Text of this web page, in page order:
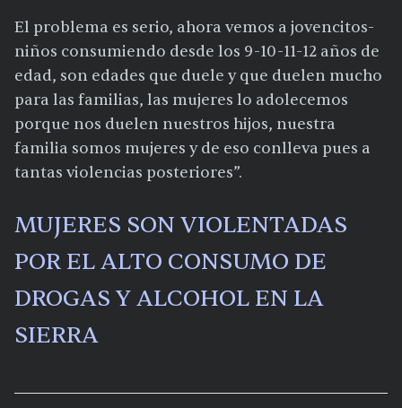
El problema es serio, ahora vemos a jovencitos-
niños consumiendo desde los 9-10-11-12 años de
edad, son edades que duele y que duelen mucho
para las familias, las mujeres lo adolecemos
porque nos duelen nuestros hijos, nuestra
familia somos mujeres y de eso conlleva pues a
tantas violencias posteriores”.
MUJERES SON VIOLENTADAS
POR EL ALTO CONSUMO DE
DROGAS Y ALCOHOL EN LA
SIERRA